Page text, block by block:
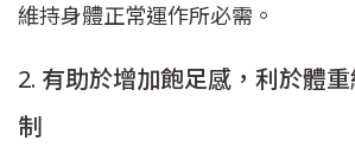
維持身體正常運作所必需。
2. 有助於增加飽足感，利於體
制